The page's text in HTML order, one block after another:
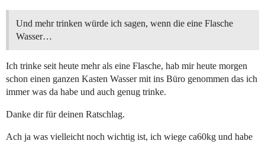
Und mehr trinken würde ich sagen, wenn die eine Flasche
Wasser…
Ich trinke seit heute mehr als eine Flasche, hab mir heute morgen
schon einen ganzen Kasten Wasser mit ins Büro genommen das ich
immer was da habe und auch genug trinke.
Danke dir für deinen Ratschlag.
Ach ja was vielleicht noch wichtig ist, ich wiege ca60kg und habe